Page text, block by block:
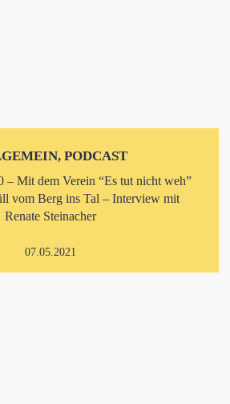
PODCAST
– Mit dem Verein “Es tut nicht weh”
vom Berg ins Tal – Interview mit
Renate Steinacher
07.05.2021